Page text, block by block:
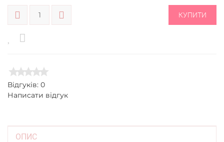
КУПИТИ
Відгуків: 0
Написати відгук
ОПИС